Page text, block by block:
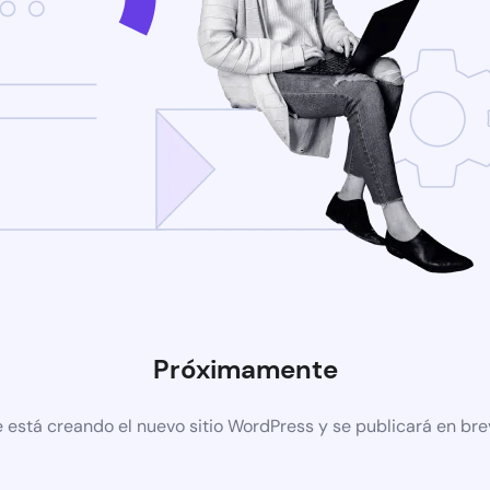
Próximamente
está creando el nuevo sitio WordPress y se publicará en